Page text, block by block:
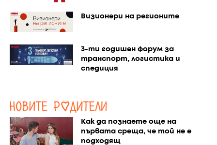
Визионери на регионите
3-ти годишен форум за
транспорт, логистика и
спедиция
Как да познаете още на
първата среща, че той не е
подходящ